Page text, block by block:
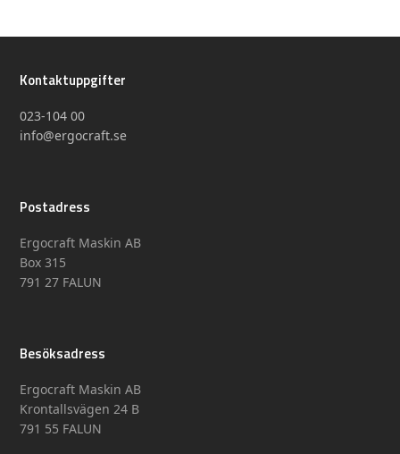
Kontaktuppgifter
023-104 00
info@ergocraft.se
Postadress
Ergocraft Maskin AB
Box 315
791 27 FALUN
Besöksadress
Ergocraft Maskin AB
Krontallsvägen 24 B
791 55 FALUN